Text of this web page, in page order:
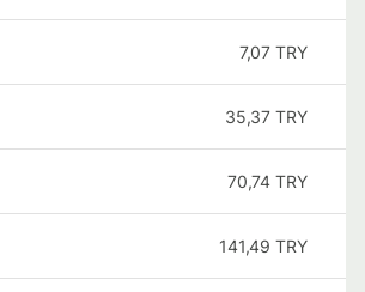
7,07 TRY
35,37 TRY
70,74 TRY
141,49 TRY